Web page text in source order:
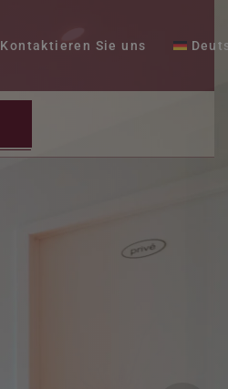
Kontaktieren Sie uns
Español